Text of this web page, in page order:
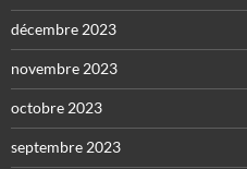
décembre 2023
novembre 2023
octobre 2023
septembre 2023